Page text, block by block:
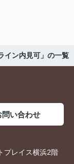
イン内見可」の一覧
問い合わせ
プレイス横浜2階